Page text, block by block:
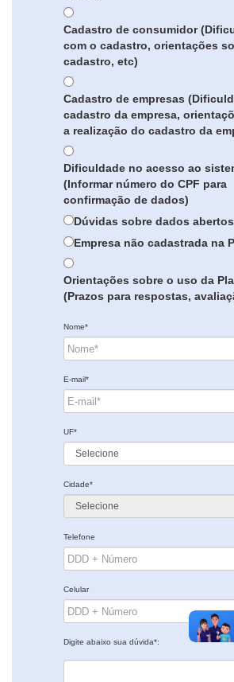
Cadastro de consumidor
com o cadastro, orientações
cadastro, etc)
Cadastro de empresas
cadastro da empresa,
a realização do cadastro da
Dificuldade no acesso ao
(Informar número do CPF para
confirmação de dados)
Dúvidas sobre dados abertos
Empresa não cadastrada na
Orientações sobre o uso da
(Prazos para respostas,
Nome*
E-mail*
UF*
Cidade*
Telefone
Celular
Digite abaixo sua dúvida*: